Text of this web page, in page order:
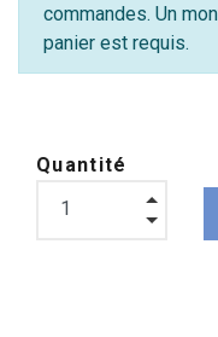
commandes. Un
panier est requis.
Quantité